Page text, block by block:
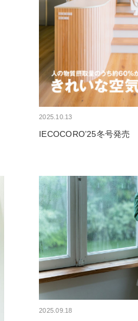
2025.10.13
IECOCORO’25冬号発売
2025.09.18